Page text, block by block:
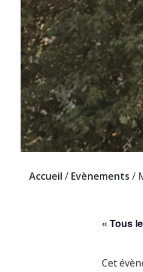
Accueil / Evènements /
« Tous
Cet